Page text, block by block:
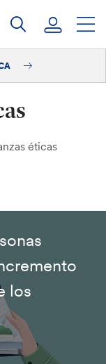
éticas
los